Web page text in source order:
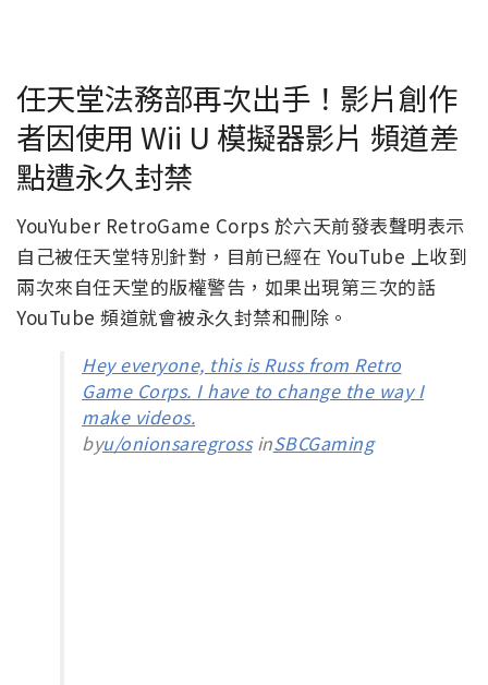
任天堂法務部再次出手！影片創作
者因使用 Wii U 模擬器影片 頻道差
點遭永久封禁
YouYuber RetroGame Corps 於六天前發表聲明表示
自己被任天堂特別針對，目前已經在 YouTube 上收到
兩次來自任天堂的版權警告，如果出現第三次的話
YouTube 頻道就會被永久封禁和刪除。
Hey everyone, this is Russ from Retro
Game Corps. I have to change the way I
make videos.
byu/onionsaregrossinSBCGaming